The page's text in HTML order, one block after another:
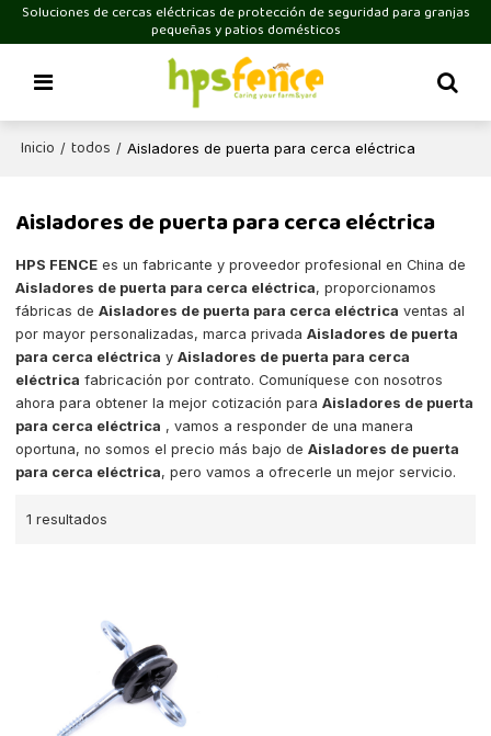
Soluciones de cercas eléctricas de protección de seguridad para granjas
pequeñas y patios domésticos
Inicio / todos / Aisladores de puerta para cerca eléctrica
Aisladores de puerta para cerca eléctrica
HPS FENCE es un fabricante y proveedor profesional en China de
Aisladores de puerta para cerca eléctrica, proporcionamos
fábricas deAisladores de puerta para cerca eléctrica ventas al
por mayor personalizadas, marca privadaAisladores de puerta
para cerca eléctrica yAisladores de puerta para cerca
eléctrica fabricación por contrato. Comuníquese con nosotros
ahora para obtener la mejor cotización paraAisladores de puerta
para cerca eléctrica , vamos a responder de una manera
oportuna, no somos el precio más bajo deAisladores de puerta
para cerca eléctrica, pero vamos a ofrecerle un mejor servicio.
1 resultados